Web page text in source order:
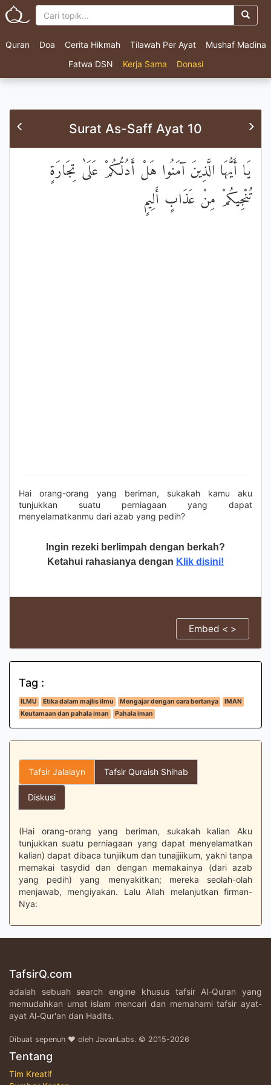
Quran Doa Cerita Hikmah Tilawah Per Ayat
Mushaf Madina
Fatwa DSN
Kerja Sama Donasi
Surat As-Saff Ayat 10
يَا أَيُّهَا الَّذِينَ آمَنُوا هَلْ أَدُلُّكُمْ عَلَىٰ تِجَارَةٍ
تُنْجِيكُمْ مِنْ عَذَابٍ أَلِيمٍ
Hai orang-orang yang beriman, sukakah kamu aku
tunjukkan suatu perniagaan yang dapat
menyelamatkanmu dari azab yang pedih?
Ingin rezeki berlimpah dengan berkah?
Ketahui rahasianya dengan Klik disini!
Embed < >
Tag :
ILMU Etika dalam majlis ilmu Mengajar dengan cara bertanya
IMAN
Keutamaan dan pahala iman
Pahala iman
Tafsir Jalalayn Tafsir Quraish Shihab
Diskusi
(Hai orang-orang yang beriman, sukakah kalian Aku
tunjukkan suatu perniagaan yang dapat menyelamatkan
kalian) dapat dibaca tunjiikum dan tunajjiikum, yakni tanpa
memakai tasydid dan dengan memakainya (dari azab
yang pedih) yang menyakitkan; mereka seolah-olah
menjawab, mengiyakan. Lalu Allah melanjutkan firman-
Nya:
TafsirQ.com
adalah sebuah search engine khusus tafsir Al-Quran yang
memudahkan umat islam mencari dan memahami tafsir ayat-
ayat Al-Qur'an dan Hadits.
Dibuat sepenuh ♥ oleh JavanLabs. © 2015-2026
Tentang
Tim Kreatif